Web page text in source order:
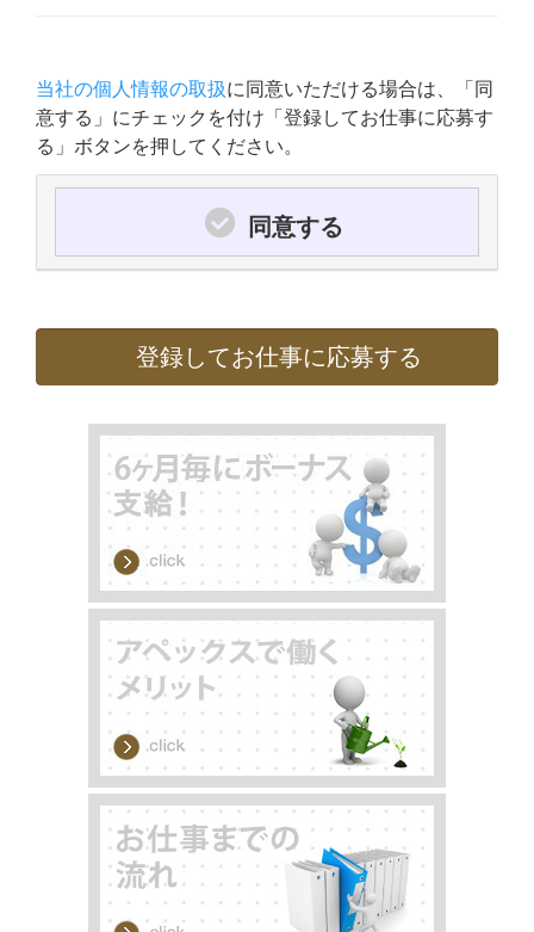
当社の個人情報の取扱に同意いただける場合は、「同
意する」にチェックを付け「登録してお仕事に応募す
る」ボタンを押してください。
同意する